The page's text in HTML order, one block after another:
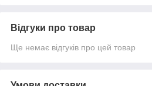
Відгуки про товар
Ще немає відгуків про цей товар